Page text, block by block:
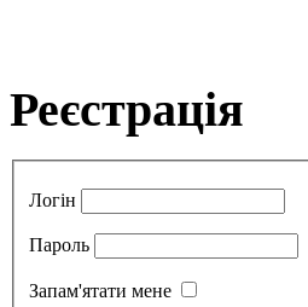
Реєстрація
Логін
Пароль
Запам'ятати мене